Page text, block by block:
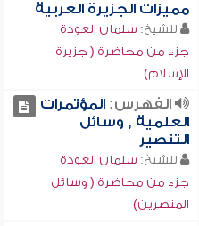
مميزات الجزيرة العربية
للشيخ: سلمان العودة
جزء من محاضرة ( جزيرة
الإسلام)
الفهرس:المؤتمرات
العلمية , وسائل
التنصير
للشيخ: سلمان العودة
جزء من محاضرة ( وسائل
المنصرين)